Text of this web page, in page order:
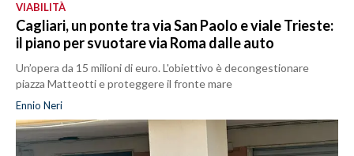
VIABILITÀ
Cagliari, un ponte tra via San Paolo e viale Trieste:
il piano per svuotare via Roma dalle auto
Un’opera da 15 milioni di euro. L'obiettivo è decongestionare
piazza Matteotti e proteggere il fronte mare
Ennio Neri